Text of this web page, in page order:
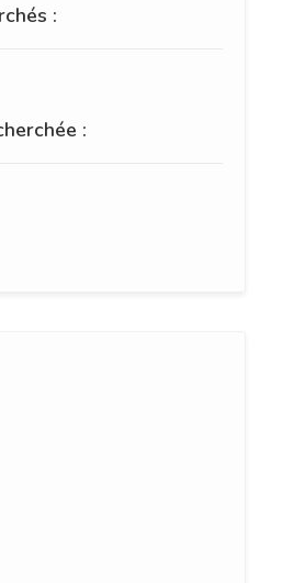
:
: